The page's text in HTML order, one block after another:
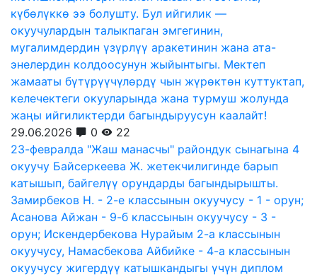
күбөлүккө ээ болушту. Бул ийгилик —
окуучулардын талыкпаган эмгегинин,
мугалимдердин үзүрлүү аракетинин жана ата-
энелердин колдоосунун жыйынтыгы. Мектеп
жамааты бүтүрүүчүлөрдү чын жүрөктөн куттуктап,
келечектеги окууларында жана турмуш жолунда
жаңы ийгиликтерди багындыруусун каалайт!
29.06.2026
0
22
23-февралда "Жаш манасчы" райондук сынагына 4
окуучу Байсеркеева Ж. жетекчилигинде барып
катышып, байгелүү орундарды багындырышты.
Замирбеков Н. - 2-е классынын окуучусу - 1 - орун;
Асанова Айжан - 9-б классынын окуучусу - 3 -
орун; Искендербекова Нурайым 2-а классынын
окуучусу, Намасбекова Айбийке - 4-а классынын
окуучусу жигердүү катышкандыгы үчүн диплом